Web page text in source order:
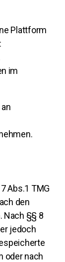
Plattform
im
Abs.1 TMG
den
Nach §§ 8
jedoch
oder nach